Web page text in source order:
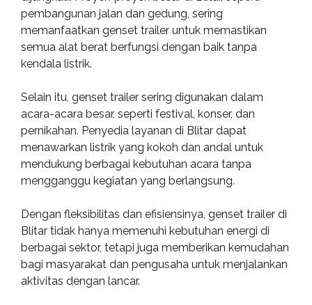
pembangunan jalan dan gedung, sering
memanfaatkan genset trailer untuk memastikan
semua alat berat berfungsi dengan baik tanpa
kendala listrik.
Selain itu, genset trailer sering digunakan dalam
acara-acara besar, seperti festival, konser, dan
pernikahan. Penyedia layanan di Blitar dapat
menawarkan listrik yang kokoh dan andal untuk
mendukung berbagai kebutuhan acara tanpa
mengganggu kegiatan yang berlangsung.
Dengan fleksibilitas dan efisiensinya, genset trailer di
Blitar tidak hanya memenuhi kebutuhan energi di
berbagai sektor, tetapi juga memberikan kemudahan
bagi masyarakat dan pengusaha untuk menjalankan
aktivitas dengan lancar.